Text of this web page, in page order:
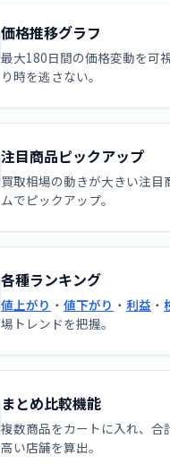
価格推移グラフ
最大180日間の価格変動を可
り時を逃さない。
注目商品ピックアップ
買取相場の動きが大きい注目
ムでピックアップ。
各種ランキング
値上がり ・ 値下がり ・ 利益 ・
場トレンドを把握。
まとめ比較機能
複数商品をカートに入れ、合
高い店舗を算出。